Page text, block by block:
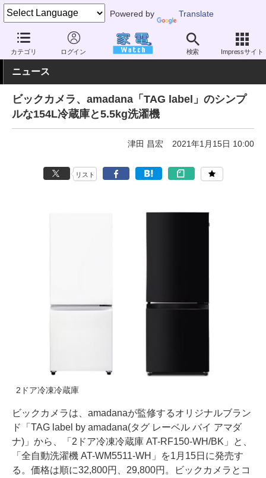
Powered by Translate
カテゴリ ログイン 検索 Impressサイト
家電 Watch 生活家電 冷蔵庫/冷凍庫 小型（300L未満）
ニュース
ビックカメラ、amadana「TAG label」のシンプ
ルな154L冷蔵庫と5.5kg洗濯機
津田 昌宏 2021年1月15日 10:00
リスト
2ドア冷凍冷蔵庫
ビックカメラは、amadanaが監修するオリジナルブラン
ド「TAG label by amadana(タグ レーベル バイ アマダ
ナ)」から、「2ドア冷凍冷蔵庫 AT-RF150-WH/BK」と、
「全自動洗濯機 AT-WM5511-WH」を1月15日に発売す
る。価格は順に32,800円、29,800円。ビックカメラとコ